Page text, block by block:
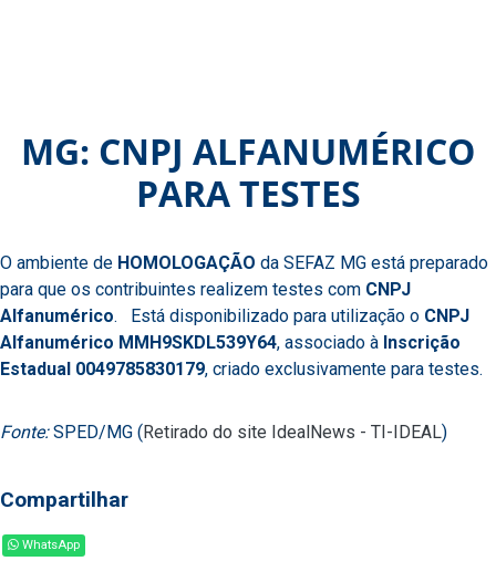
MG: CNPJ ALFANUMÉRICO
PARA TESTES
O ambiente de HOMOLOGAÇÃO da SEFAZ MG está preparado
para que os contribuintes realizem testes com CNPJ
Alfanumérico. Está disponibilizado para utilização o CNPJ
Alfanumérico MMH9SKDL539Y64, associado à Inscrição
Estadual 0049785830179, criado exclusivamente para testes.
Fonte:SPED/MG (Retirado do site IdealNews - TI-IDEAL)
Compartilhar
WhatsApp